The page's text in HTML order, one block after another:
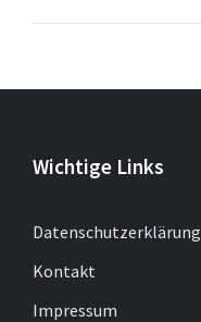
Wichtige Links
Datenschutzerklärung
Kontakt
Impressum